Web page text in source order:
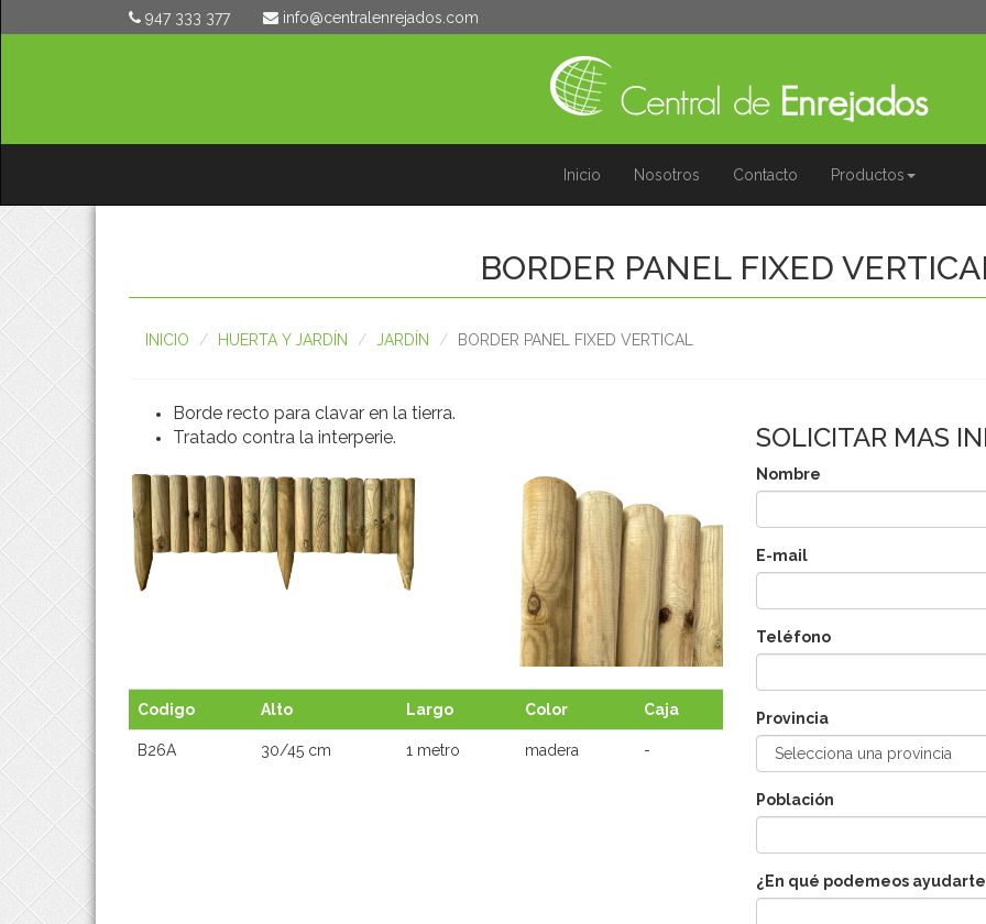
947 333 377 moc.sodajernelartnec@ofni
Inicio Nosotros Contacto Productos
BORDER PANEL FIXED
INICIO HUERTA Y JARDÍN JARDÍN BORDER PANEL FIXED VERTICAL
Borde recto para clavar en la tierra.
Tratado contra la interperie.
BORDER PANEL FIXED VERTICAL BORDER PANEL FIXED VERTICAL
Codigo Alto Largo Color Caja
B26A 30/45 cm 1 metro madera -
SOLICITAR MAS
Nombre
E-mail
Teléfono
Provincia
Población
¿En qué podemeos